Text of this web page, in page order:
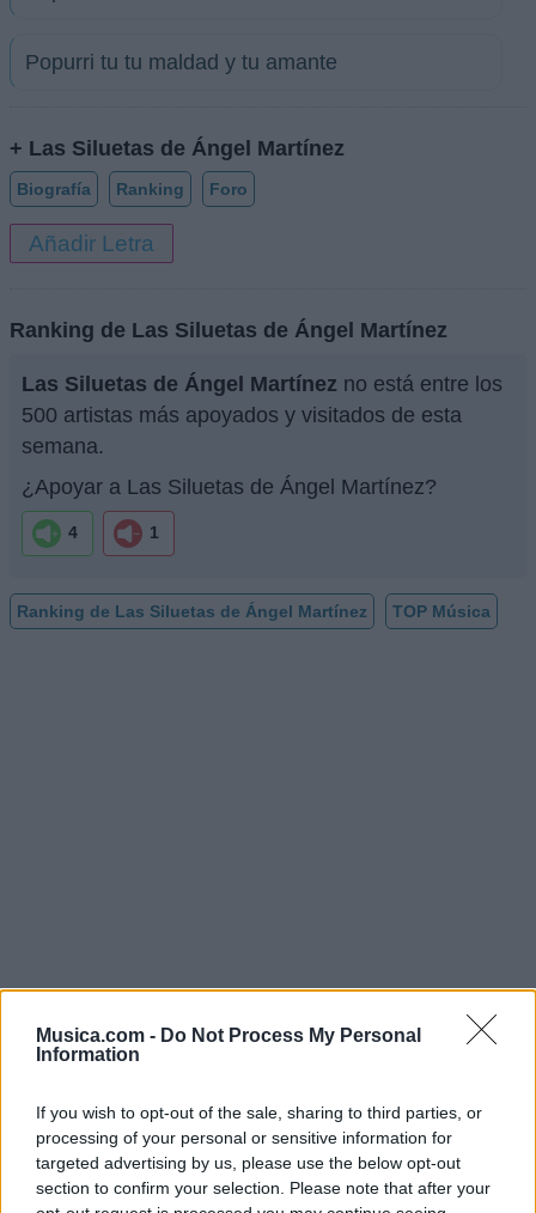
Musica.com - Do Not Process My Personal
Information
If you wish to opt-out of the sale, sharing to third parties, or
processing of your personal or sensitive information for
targeted advertising by us, please use the below opt-out
section to confirm your selection. Please note that after your
Popurri tu tu maldad y tu amante
+ Las Siluetas de Ángel Martínez
Biografía Ranking Foro
Añadir Letra
Ranking de Las Siluetas de Ángel Martínez
Las Siluetas de Ángel Martínez no está entre los
500 artistas más apoyados y visitados de esta
semana.
¿Apoyar a Las Siluetas de Ángel Martínez?
4 1
Ranking de Las Siluetas de Ángel Martínez TOP Música
Ver perfil
@musicapuntocom Ver perfil